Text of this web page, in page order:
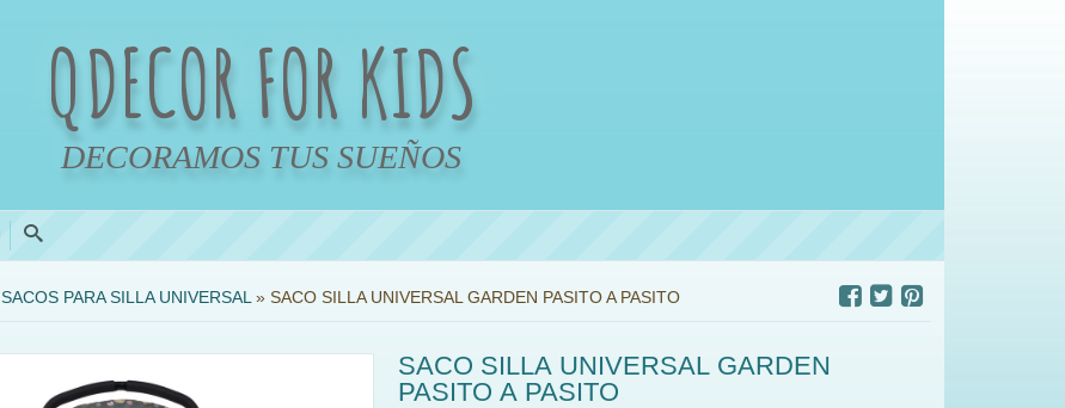
QDECOR FOR KIDS
DECORAMOS TUS SUEÑOS
SACOS PARA SILLA UNIVERSAL » SACO SILLA UNIVERSAL GARDEN PASITO A PASITO
SACO SILLA UNIVERSAL GARDEN
PASITO A PASITO